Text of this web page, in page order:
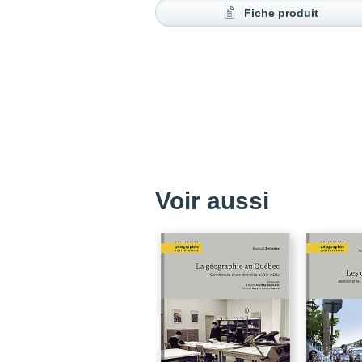
Fiche produit
Voir aussi